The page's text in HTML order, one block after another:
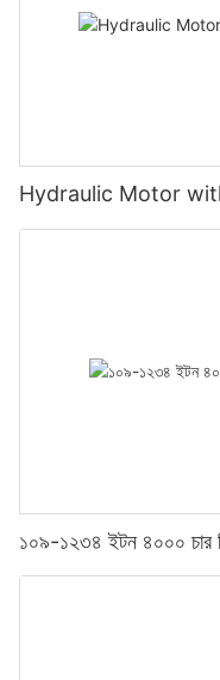
Hydraulic Motor
১০৯-১২৩৪ ইটন ৪০০০ চার